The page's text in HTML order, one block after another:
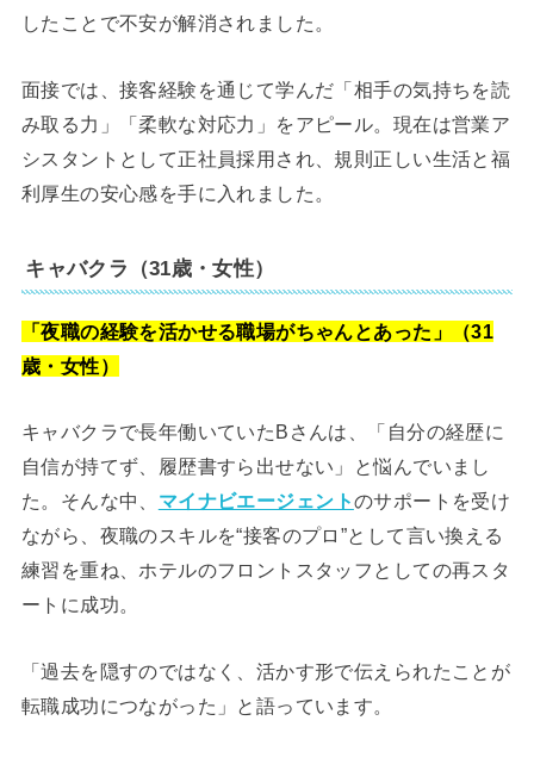
したことで不安が解消されました。
面接では、接客経験を通じて学んだ「相手の気持ちを読
み取る力」「柔軟な対応力」をアピール。現在は営業ア
シスタントとして正社員採用され、規則正しい生活と福
利厚生の安心感を手に入れました。
キャバクラ（31歳・女性）
「夜職の経験を活かせる職場がちゃんとあった」（31
歳・女性）
キャバクラで長年働いていたBさんは、「自分の経歴に
自信が持てず、履歴書すら出せない」と悩んでいまし
た。そんな中、 マイナビエージェントのサポートを受け
ながら、夜職のスキルを“接客のプロ”として言い換える
練習を重ね、ホテルのフロントスタッフとしての再スタ
ートに成功。
「過去を隠すのではなく、活かす形で伝えられたことが
転職成功につながった」と語っています。